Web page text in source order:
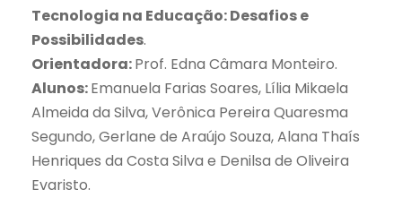
Tecnologia na Educação: Desafios e
Possibilidades.
Orientadora:Prof. Edna Câmara Monteiro.
Alunos:Emanuela Farias Soares, Lília Mikaela
Almeida da Silva, Verônica Pereira Quaresma
Segundo, Gerlane de Araújo Souza, Alana Thaís
Henriques da Costa Silva e Denilsa de Oliveira
Evaristo.